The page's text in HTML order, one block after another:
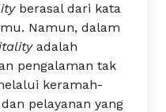
berasal dari kata
Namun, dalam
adalah
pengalaman tak
keramah-
pelayanan yang